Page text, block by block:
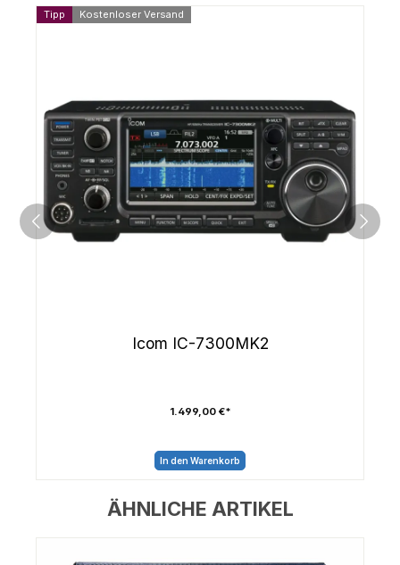
Tipp Kostenloser Versand
Icom IC-7300MK2
1.499,00 €*
In den Warenkorb
ÄHNLICHE ARTIKEL